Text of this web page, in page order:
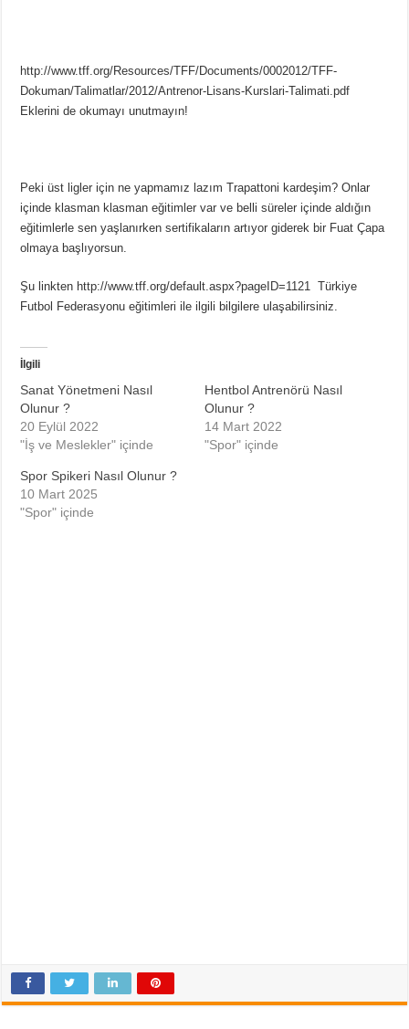
http://www.tff.org/Resources/TFF/Documents/0002012/TFF-
Dokuman/Talimatlar/2012/Antrenor-Lisans-Kurslari-Talimati.pdf
Eklerini de okumayı unutmayın!
Peki üst ligler için ne yapmamız lazım Trapattoni kardeşim? Onlar
içinde klasman klasman eğitimler var ve belli süreler içinde aldığın
eğitimlerle sen yaşlanırken sertifikaların artıyor giderek bir Fuat Çapa
olmaya başlıyorsun.
Şu linkten http://www.tff.org/default.aspx?pageID=1121 Türkiye
Futbol Federasyonu eğitimleri ile ilgili bilgilere ulaşabilirsiniz.
İlgili
Sanat Yönetmeni Nasıl
Olunur ?
20 Eylül 2022
"İş ve Meslekler" içinde
Hentbol Antrenörü Nasıl
Olunur ?
14 Mart 2022
"Spor" içinde
Spor Spikeri Nasıl Olunur ?
10 Mart 2025
"Spor" içinde